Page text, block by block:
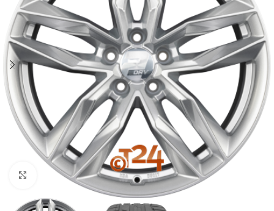
Zum Vergrößern klicken